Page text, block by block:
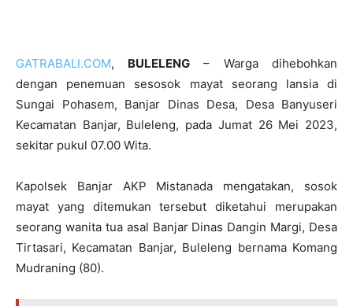
GATRABALI.COM, BULELENG– Warga dihebohkan
dengan penemuan sesosok mayat seorang lansia di
Sungai Pohasem, Banjar Dinas Desa, Desa Banyuseri
Kecamatan Banjar, Buleleng, pada Jumat 26 Mei 2023,
sekitar pukul 07.00 Wita.
Kapolsek Banjar AKP Mistanada mengatakan, sosok
mayat yang ditemukan tersebut diketahui merupakan
seorang wanita tua asal Banjar Dinas Dangin Margi, Desa
Tirtasari, Kecamatan Banjar, Buleleng bernama Komang
Mudraning (80).